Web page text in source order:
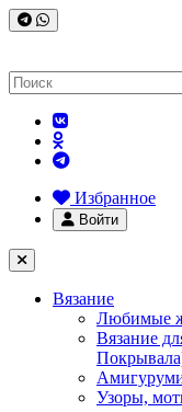
Избранное
Войти
Вязание
Любимые
Вязание
Узоры,